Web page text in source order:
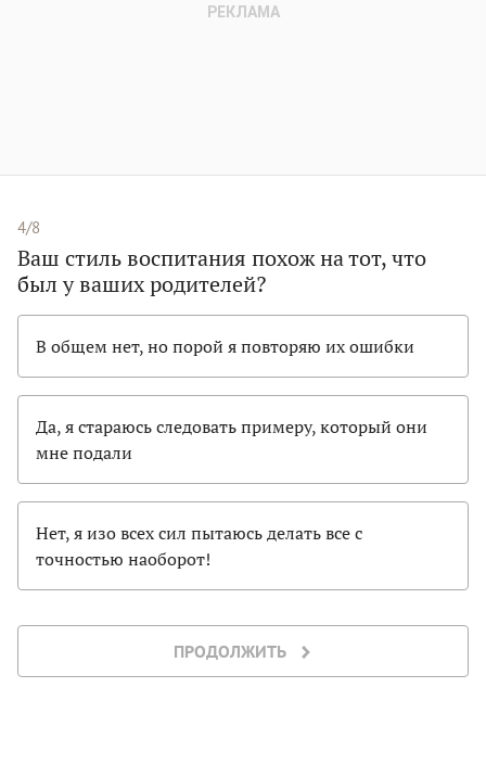
4/8
Ваш стиль воспитания похож на тот, что
был у ваших родителей?
В общем нет, но порой я повторяю их ошибки
Да, я стараюсь следовать примеру, который они
мне подали
Нет, я изо всех сил пытаюсь делать все с
точностью наоборот!
ПРОДОЛЖИТЬ